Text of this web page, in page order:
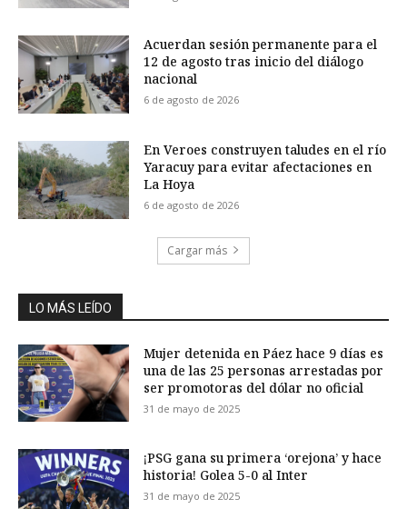
Acuerdan sesión permanente para el
12 de agosto tras inicio del diálogo
nacional
6 de agosto de 2026
En Veroes construyen taludes en el río
Yaracuy para evitar afectaciones en
La Hoya
6 de agosto de 2026
Cargar más
LO MÁS LEÍDO
Mujer detenida en Páez hace 9 días es
una de las 25 personas arrestadas por
ser promotoras del dólar no oficial
31 de mayo de 2025
¡PSG gana su primera ‘orejona’ y hace
historia! Golea 5-0 al Inter
31 de mayo de 2025